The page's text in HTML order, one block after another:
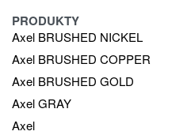
PRODUKTY
Axel BRUSHED NICKEL
Axel BRUSHED COPPER
Axel BRUSHED GOLD
Axel GRAY
Axel